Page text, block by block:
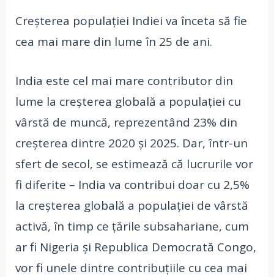
Creșterea populației Indiei va înceta să fie
cea mai mare din lume în 25 de ani.
India este cel mai mare contributor din
lume la creșterea globală a populației cu
vârstă de muncă, reprezentând 23% din
creșterea dintre 2020 și 2025. Dar, într-un
sfert de secol, se estimează că lucrurile vor
fi diferite – India va contribui doar cu 2,5%
la creșterea globală a populației de vârstă
activă, în timp ce țările subsahariane, cum
ar fi Nigeria și Republica Democrată Congo,
vor fi unele dintre contribuțiile cu cea mai